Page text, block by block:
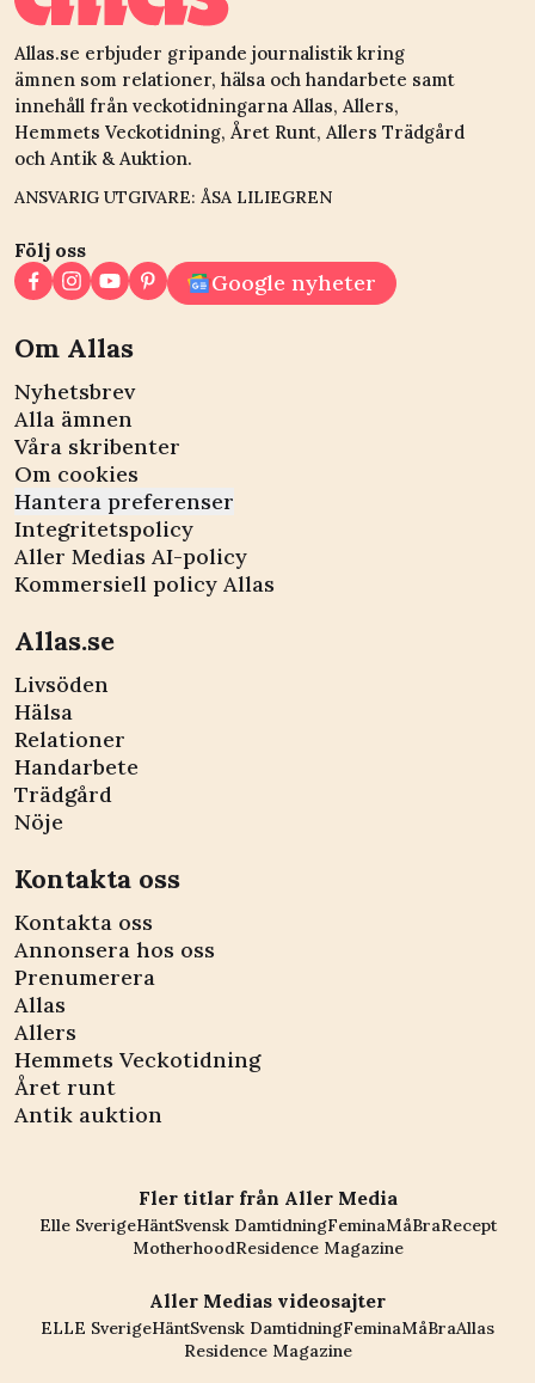
Allas.se erbjuder gripande journalistik kring
ämnen som relationer, hälsa och handarbete samt
innehåll från veckotidningarna Allas, Allers,
Hemmets Veckotidning, Året Runt, Allers Trädgård
och Antik & Auktion.
ANSVARIG UTGIVARE: ÅSA LILIEGREN
Följ oss
Google nyheter
Om Allas
Nyhetsbrev
Alla ämnen
Våra skribenter
Om cookies
Hantera preferenser
Integritetspolicy
Aller Medias AI-policy
Kommersiell policy Allas
Allas.se
Livsöden
Hälsa
Relationer
Handarbete
Trädgård
Nöje
Kontakta oss
Kontakta oss
Annonsera hos oss
Prenumerera
Allas
Allers
Hemmets Veckotidning
Året runt
Antik auktion
Fler titlar från Aller Media
Elle SverigeHäntSvensk DamtidningFeminaMåBraRecept
MotherhoodResidence Magazine
Aller Medias videosajter
ELLE SverigeHäntSvensk DamtidningFeminaMåBraAllas
Residence Magazine